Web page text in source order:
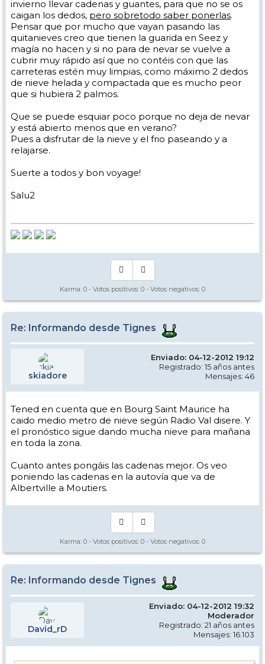
invierno llevar cadenas y guantes, para que no se os
caigan los dedos, pero sobretodo saber ponerlas.
Pensar que por mucho que vayan pasando las
quitanieves creo que tienen la guarida en Seez y
magía no hacen y si no para de nevar se vuelve a
cubrir muy rápido así que no contéis con que las
carreteras estén muy limpias, como máximo 2 dedos
de nieve helada y compactada que es mucho peor
que si hubiera 2 palmos.
Que se puede esquiar poco porque no deja de nevar
y está abierto menos que en verano?
Pues a disfrutar de la nieve y el frio paseando y a
relajarse.
Suerte a todos y bon voyage!
Salu2
Karma: 0 - Votos positivos: 0 - Votos negativos: 0
Re: Informando desde Tignes
skiadore
Enviado: 04-12-2012 19:12
Registrado: 15 años antes
Mensajes: 46
Tened en cuenta que en Bourg Saint Maurice ha
caido medio metro de nieve según Radio Val disere. Y
el pronóstico sigue dando mucha nieve para mañana
en toda la zona.
Cuanto antes pongáis las cadenas mejor. Os veo
poniendo las cadenas en la autovía que va de
Albertville a Moutiers.
Karma: 0 - Votos positivos: 0 - Votos negativos: 0
Re: Informando desde Tignes
David_rD
Enviado: 04-12-2012 19:32
Moderador
Registrado: 21 años antes
Mensajes: 16.103